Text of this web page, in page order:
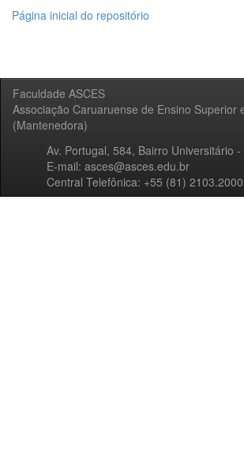
Página inicial do repositório
Faculdade ASCES
Associação Caruaruense de Ensino Superior
(Mantenedora)
Av. Portugal, 584, Bairro Universitário
E-mail: asces@asces.edu.br
Central Telefônica: +55 (81) 2103.2000